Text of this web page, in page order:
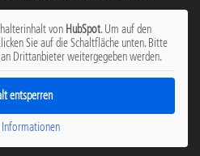
von HubSpot. Um auf den
Sie auf die Schaltfläche unten. Bitte
an Drittanbieter weitergegeben werden.
entsperren
Informationen